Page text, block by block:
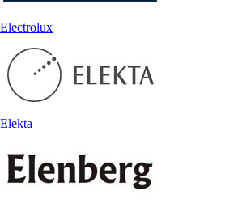
Electrolux
Elekta